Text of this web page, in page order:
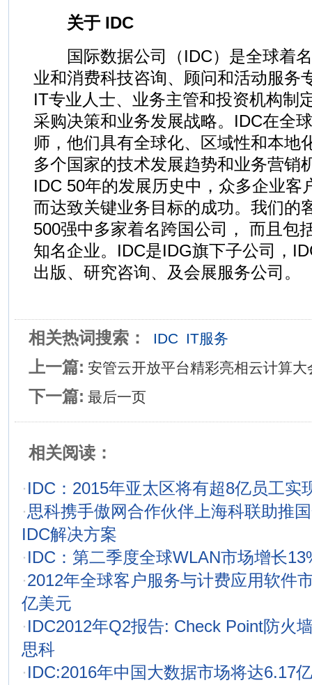
关于 IDC
国际数据公司（IDC）是全球着名
业和消费科技咨询、顾问和活动服务
IT专业人士、业务主管和投资机构制
采购决策和业务发展战略。IDC在全
师，他们具有全球化、区域性和本地
多个国家的技术发展趋势和业务营销
IDC 50年的发展历史中，众多企业客
而达致关键业务目标的成功。我们的
500强中多家着名跨国公司， 而且包
知名企业。IDC是IDG旗下子公司，
出版、研究咨询、及会展服务公司。
相关热词搜索： IDC IT服务
上一篇: 安管云开放平台精彩亮相云计算大
下一篇: 最后一页
相关阅读：
·IDC：2015年亚太区将有超8亿员工实
·思科携手傲网合作伙伴上海科联助推
IDC解决方案
·IDC：第二季度全球WLAN市场增长
·2012年全球客户服务与计费应用软件
亿美元
·IDC2012年Q2报告: Check Point防火
思科
·IDC:2016年中国大数据市场将达6.17